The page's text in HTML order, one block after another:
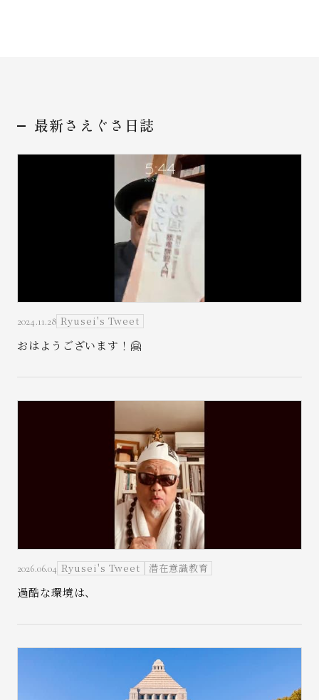
お問い合わせ
最新さえぐさ日誌
2024.11.28 Ryusei's Tweet
おはようございます！🤗
2026.06.04 Ryusei's Tweet 潜在意識教育
過酷な環境は、